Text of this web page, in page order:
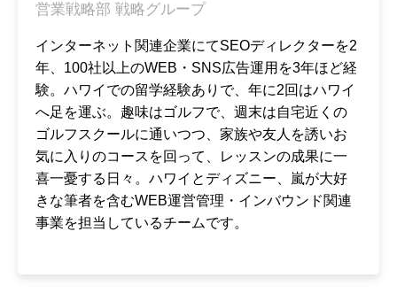
営業戦略部 戦略グループ
インターネット関連企業にてSEOディレクターを2
年、100社以上のWEB・SNS広告運用を3年ほど経
験。ハワイでの留学経験ありで、年に2回はハワイ
へ足を運ぶ。趣味はゴルフで、週末は自宅近くの
ゴルフスクールに通いつつ、家族や友人を誘いお
気に入りのコースを回って、レッスンの成果に一
喜一憂する日々。ハワイとディズニー、嵐が大好
きな筆者を含むWEB運営管理・インバウンド関連
事業を担当しているチームです。